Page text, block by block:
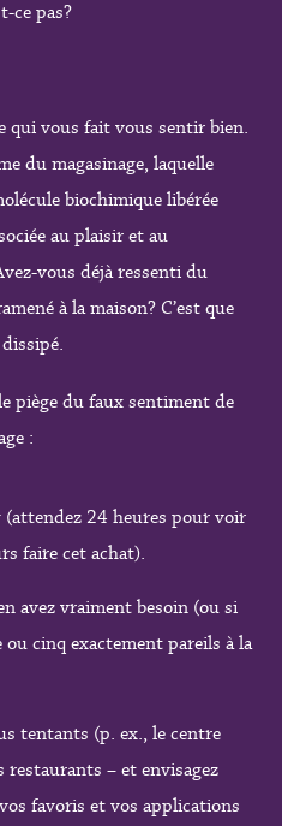
ce pas?
qui vous fait vous sentir bien.
du magasinage, laquelle
biochimique libérée
au plaisir et au
vous déjà ressenti du
à la maison? C’est que
piège du faux sentiment de
:
(attendez 24 heures pour voir
faire cet achat).
avez vraiment besoin (ou si
ou cinq exactement pareils à la
tentants (p. ex., le centre
restaurants – et envisagez
favoris et vos applications